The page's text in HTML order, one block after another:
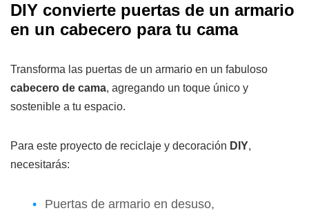
DIY convierte puertas de un armario
en un cabecero para tu cama
Transforma las puertas de un armario en un fabuloso
cabecero de cama, agregando un toque único y
sostenible a tu espacio.
Para este proyecto de reciclaje y decoración DIY,
necesitarás:
Puertas de armario en desuso,